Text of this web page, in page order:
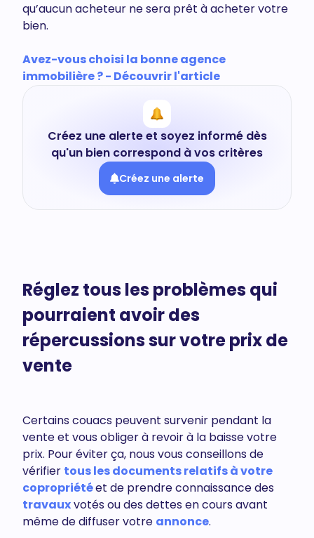
qu’aucun acheteur ne sera prêt à acheter votre
bien.
Avez-vous choisi la bonne agence
immobilière ? - Découvrir l'article
Créez une alerte et soyez informé dès
qu'un bien correspond à vos critères
Créez une alerte
Réglez tous les problèmes qui
pourraient avoir des
répercussions sur votre prix de
vente
Certains couacs peuvent survenir pendant la
vente et vous obliger à revoir à la baisse votre
prix. Pour éviter ça, nous vous conseillons de
vérifier tous les documents relatifs à votre
copropriétéet de prendre connaissance des
travauxvotés ou des dettes en cours avant
même de diffuser votre annonce.